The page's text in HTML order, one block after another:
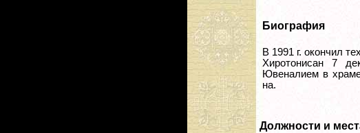
Биография
В 1991 г. окончил
Хиротонисан 7
Ювеналием в храме
на.
Должности и